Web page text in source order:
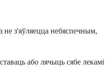
не з'яўляецца небяспечным,
або лячыць сябе лекамі